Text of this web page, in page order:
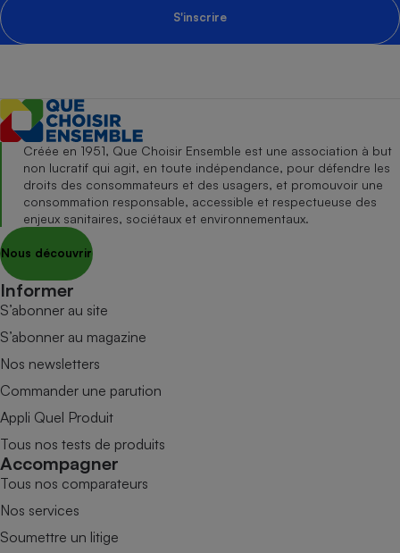
S'inscrire
Créée en 1951, Que Choisir Ensemble est une association à but
non lucratif qui agit, en toute indépendance, pour défendre les
droits des consommateurs et des usagers, et promouvoir une
consommation responsable, accessible et respectueuse des
enjeux sanitaires, sociétaux et environnementaux.
Nous découvrir
Informer
S’abonner au site
S’abonner au magazine
Nos newsletters
Commander une parution
Appli Quel Produit
Tous nos tests de produits
Accompagner
Tous nos comparateurs
Nos services
Soumettre un litige